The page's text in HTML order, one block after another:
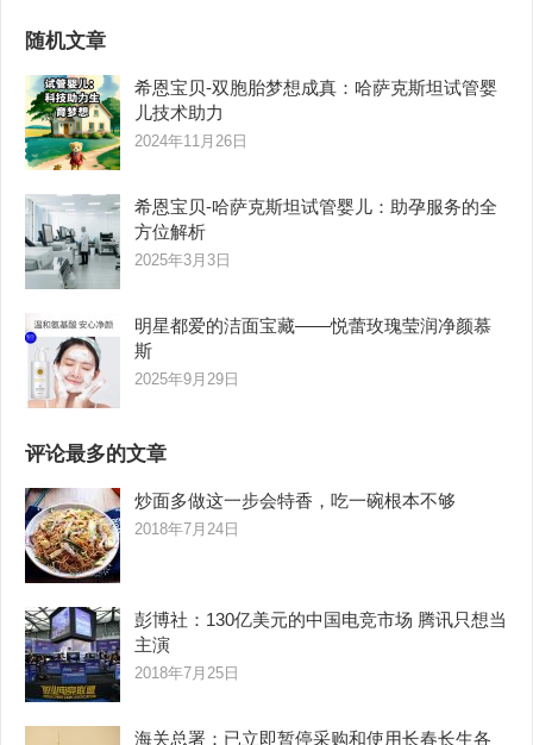
随机文章
希恩宝贝-双胞胎梦想成真：哈萨克斯坦试管婴
儿技术助力
2024年11月26日
希恩宝贝-哈萨克斯坦试管婴儿：助孕服务的全
方位解析
2025年3月3日
明星都爱的洁面宝藏——悦蕾玫瑰莹润净颜慕
斯
2025年9月29日
评论最多的文章
炒面多做这一步会特香，吃一碗根本不够
2018年7月24日
彭博社：130亿美元的中国电竞市场 腾讯只想当
主演
2018年7月25日
海关总署：已立即暂停采购和使用长春长生各